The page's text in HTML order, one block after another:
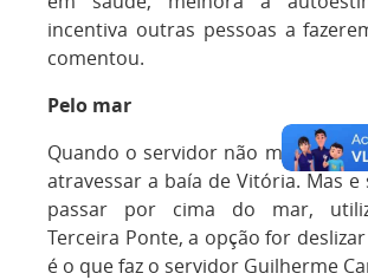
incentiva outras pessoas a
comentou.
Pelo mar
Quando o servidor não mora na
atravessar a baía de Vitória. Mas e
passar por cima do mar,
Terceira Ponte, a opção for
é o que faz o servidor Guilherme